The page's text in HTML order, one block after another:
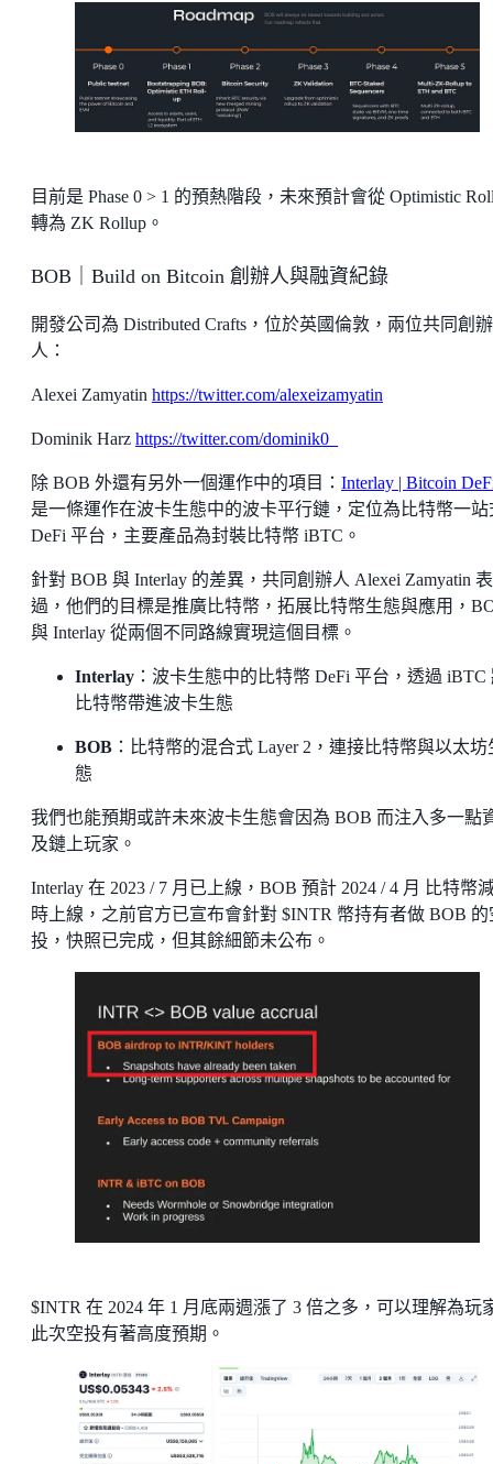
目前是 Phase 0 > 1 的預熱階段，未來預計會從 Optimistic
轉為 ZK Rollup。
BOB｜Build on Bitcoin 創辦人與融資紀錄
開發公司為 Distributed Crafts，位於英國倫敦，兩位共同創辦
人：
Alexei Zamyatin https://twitter.com/alexeizamyatin
Dominik Harz https://twitter.com/dominik0_
除 BOB 外還有另外一個運作中的項目： Interlay | Bitcoin
是一條運作在波卡生態中的波卡平行鏈，定位為比特幣一站
DeFi 平台，主要產品為封裝比特幣 iBTC。
針對 BOB 與 Interlay 的差異，共同創辦人 Alexei Zamyatin
過，他們的目標是推廣比特幣，拓展比特幣生態與應用，
與 Interlay 從兩個不同路線實現這個目標。
Interlay ：波卡生態中的比特幣 DeFi 平台，透過 iBTC
比特幣帶進波卡生態
BOB ：比特幣的混合式 Layer 2，連接比特幣與以太坊
態
我們也能預期或許未來波卡生態會因為 BOB 而注入多一點
及鏈上玩家。
Interlay 在 2023 / 7 月已上線，BOB 預計 2024 / 4 月 比特幣
時上線，之前官方已宣布會針對 $INTR 幣持有者做 BOB 的
投，快照已完成，但其餘細節未公布。
$INTR 在 2024 年 1 月底兩週漲了 3 倍之多，可以理解為玩
此次空投有著高度預期。